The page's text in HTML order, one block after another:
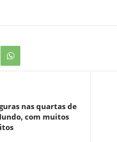
nas quartas de
com muitos